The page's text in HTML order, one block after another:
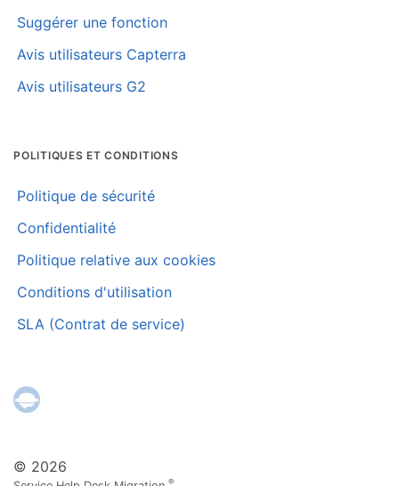
© 2026
®
Suggérer une fonction
Avis utilisateurs Capterra
Avis utilisateurs G2
POLITIQUES ET CONDITIONS
Politique de sécurité
Confidentialité
Politique relative aux cookies
Conditions d'utilisation
SLA (Contrat de service)